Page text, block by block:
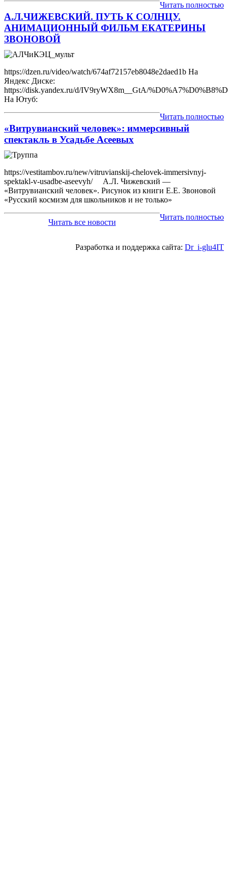
Читать полностью
А.Л.ЧИЖЕВСКИЙ. ПУТЬ К СОЛНЦУ.
АНИМАЦИОННЫЙ ФИЛЬМ ЕКАТЕРИНЫ
ЗВОНОВОЙ
https://dzen.ru/video/watch/674af72157eb8048e2daed1b На
Яндекс Диске:
https://disk.yandex.ru/d/IV9ryWX8m__GtA/
На Ютуб:
Читать полностью
«Витрувианский человек»: иммерсивный
спектакль в Усадьбе Асеевых
https://vestitambov.ru/new/vitruvianskij-chelovek-immersivnyj-
spektakl-v-usadbe-aseevyh/ А.Л. Чижевский —
«Витрувианский человек». Рисунок из книги Е.Е. Звоновой
«Русский космизм для школьников и не только»
Читать полностью
Читать все новости
Разработка и поддержка сайта: Dr_i-glu4IT